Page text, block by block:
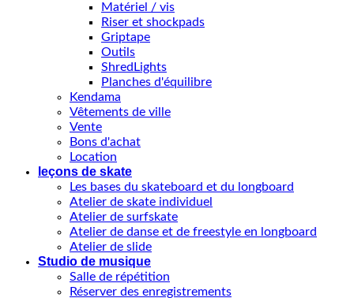
Matériel / vis
Riser et shockpads
Griptape
Outils
ShredLights
Planches d'équilibre
Kendama
Vêtements de ville
Vente
Bons d'achat
Location
leçons de skate
Les bases du skateboard et du longboard
Atelier de skate individuel
Atelier de surfskate
Atelier de danse et de freestyle en longboard
Atelier de slide
Studio de musique
Salle de répétition
Réserver des enregistrements